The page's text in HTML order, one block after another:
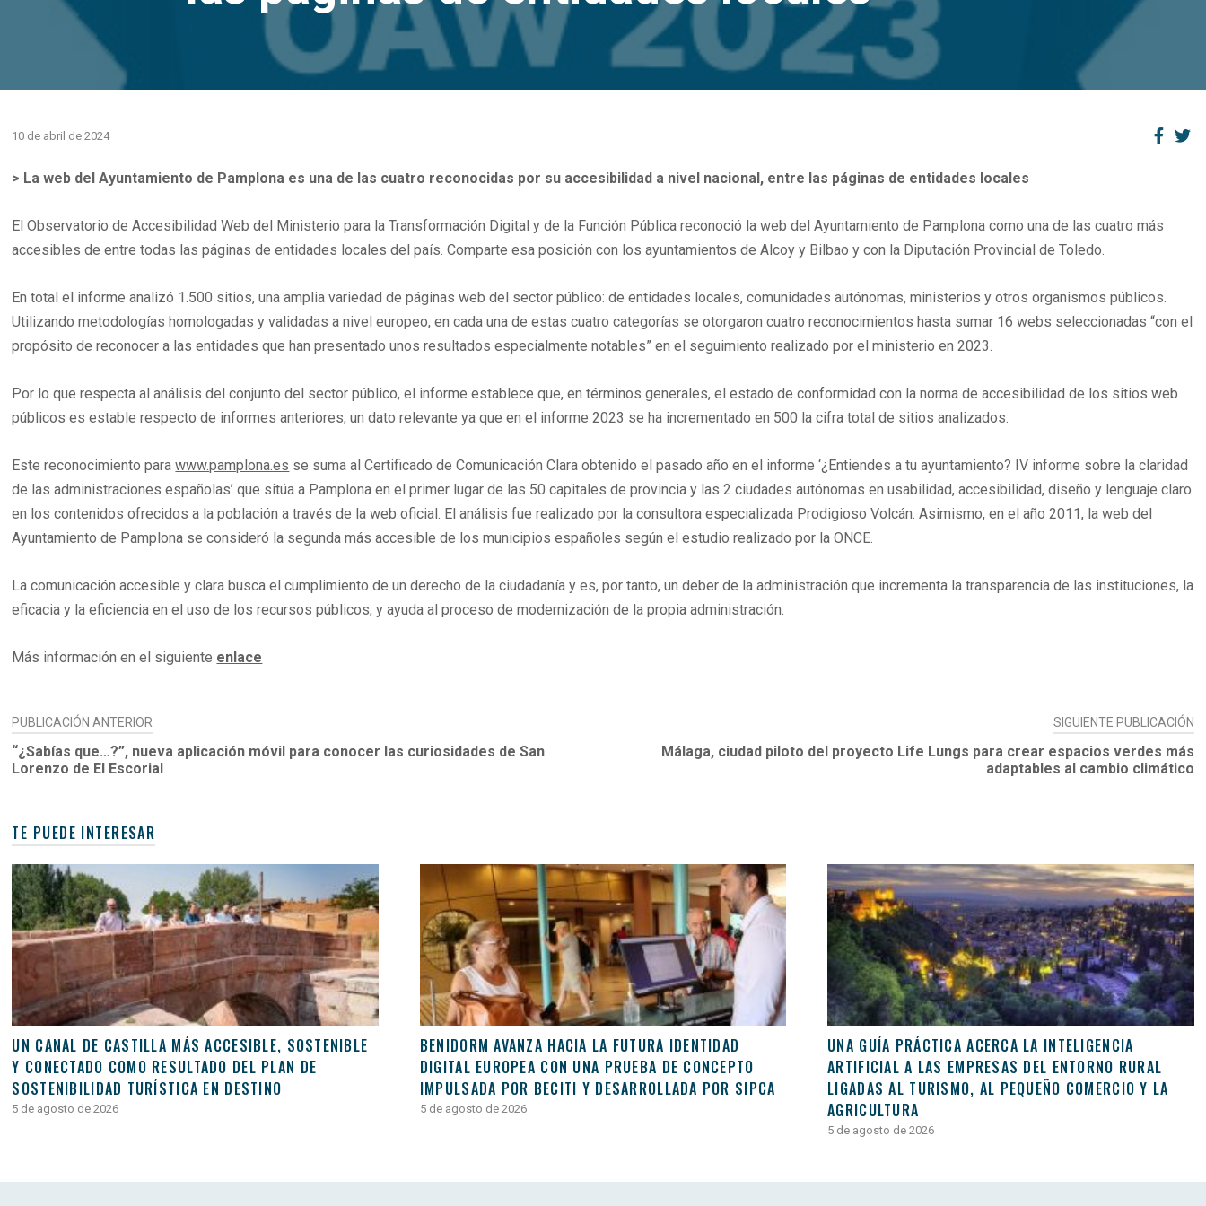
10 de abril de 2024
> La web del Ayuntamiento de Pamplona es una de las cuatro reconocidas por su accesibilidad a nivel nacional, entre las páginas de entidades locales
El Observatorio de Accesibilidad Web del Ministerio para la Transformación Digital y de la Función Pública reconoció la web del Ayuntamiento de Pamplona como una de las cuatro más
accesibles de entre todas las páginas de entidades locales del país. Comparte esa posición con los ayuntamientos de Alcoy y Bilbao y con la Diputación Provincial de Toledo.
En total el informe analizó 1.500 sitios, una amplia variedad de páginas web del sector público: de entidades locales, comunidades autónomas, ministerios y otros organismos públicos.
Utilizando metodologías homologadas y validadas a nivel europeo, en cada una de estas cuatro categorías se otorgaron cuatro reconocimientos hasta sumar 16 webs seleccionadas “con el
propósito de reconocer a las entidades que han presentado unos resultados especialmente notables” en el seguimiento realizado por el ministerio en 2023.
Por lo que respecta al análisis del conjunto del sector público, el informe establece que, en términos generales, el estado de conformidad con la norma de accesibilidad de los sitios web
públicos es estable respecto de informes anteriores, un dato relevante ya que en el informe 2023 se ha incrementado en 500 la cifra total de sitios analizados.
Este reconocimiento parawww.pamplona.es se suma al Certificado de Comunicación Clara obtenido el pasado año en el informe ‘¿Entiendes a tu ayuntamiento? IV informe sobre la claridad
de las administraciones españolas’ que sitúa a Pamplona en el primer lugar de las 50 capitales de provincia y las 2 ciudades autónomas en usabilidad, accesibilidad, diseño y lenguaje claro
en los contenidos ofrecidos a la población a través de la web oficial. El análisis fue realizado por la consultora especializada Prodigioso Volcán. Asimismo, en el año 2011, la web del
Ayuntamiento de Pamplona se consideró la segunda más accesible de los municipios españoles según el estudio realizado por la ONCE.
La comunicación accesible y clara busca el cumplimiento de un derecho de la ciudadanía y es, por tanto, un deber de la administración que incrementa la transparencia de las instituciones, la
eficacia y la eficiencia en el uso de los recursos públicos, y ayuda al proceso de modernización de la propia administración.
Más información en el siguiente enlace
NAVEGACIÓN
DE
ENTRADAS
PUBLICACIÓN ANTERIOR
“¿Sabías que…?”, nueva aplicación móvil para conocer las curiosidades de San
Lorenzo de El Escorial
SIGUIENTE PUBLICACIÓN
Málaga, ciudad piloto del proyecto Life Lungs para crear espacios verdes más
adaptables al cambio climático
TE PUEDE INTERESAR
UN CANAL DE CASTILLA MÁS ACCESIBLE, SOSTENIBLE
Y CONECTADO COMO RESULTADO DEL PLAN DE
SOSTENIBILIDAD TURÍSTICA EN DESTINO
5 de agosto de 2026
BENIDORM AVANZA HACIA LA FUTURA IDENTIDAD
DIGITAL EUROPEA CON UNA PRUEBA DE CONCEPTO
IMPULSADA POR BECITI Y DESARROLLADA POR SIPCA
5 de agosto de 2026
UNA GUÍA PRÁCTICA ACERCA LA INTELIGENCIA
ARTIFICIAL A LAS EMPRESAS DEL ENTORNO RURAL
LIGADAS AL TURISMO, AL PEQUEÑO COMERCIO Y LA
AGRICULTURA
5 de agosto de 2026